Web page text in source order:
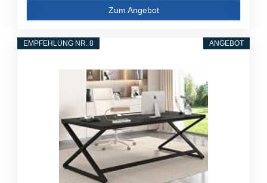
Zum Angebot
ANGEBOT
EMPFEHLUNG NR. 8